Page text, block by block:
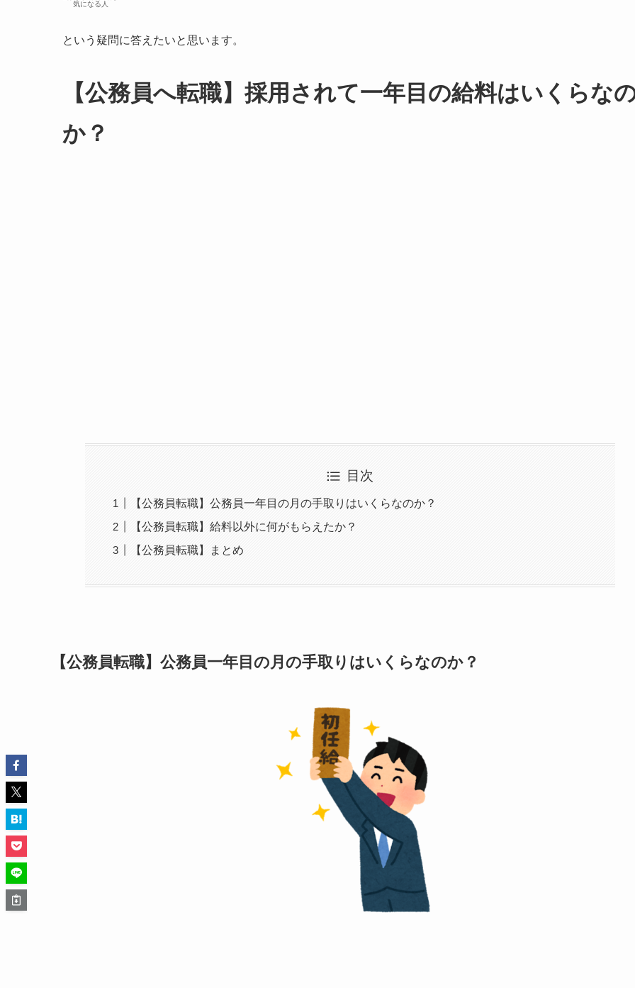
気になる人
という疑問に答えたいと思います。
【公務員へ転職】採用されて一年目の給料はいくらな
か？
目次
【公務員転職】公務員一年目の月の手取りはいくらなのか？
【公務員転職】給料以外に何がもらえたか？
【公務員転職】まとめ
【公務員転職】公務員一年目の月の手取りはいくらなのか？